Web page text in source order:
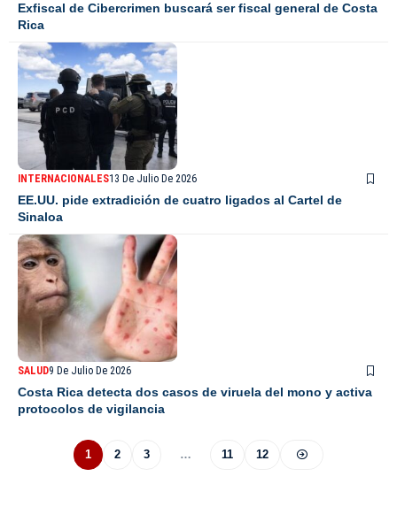
Exfiscal de Cibercrimen buscará ser fiscal general de Costa
Rica
INTERNACIONALES13 De Julio De 2026
EE.UU. pide extradición de cuatro ligados al Cartel de
Sinaloa
SALUD9 De Julio De 2026
Costa Rica detecta dos casos de viruela del mono y activa
protocolos de vigilancia
1 2 3 … 11 12